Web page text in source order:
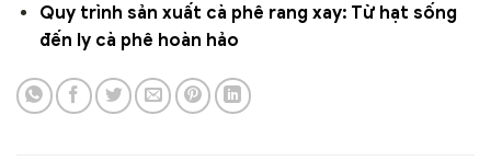
Quy trình sản xuất cà phê rang xay: Từ hạt sống
đến ly cà phê hoàn hảo